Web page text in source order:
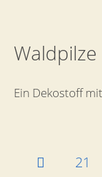
Waldpilze
Ein Dekostoff
21